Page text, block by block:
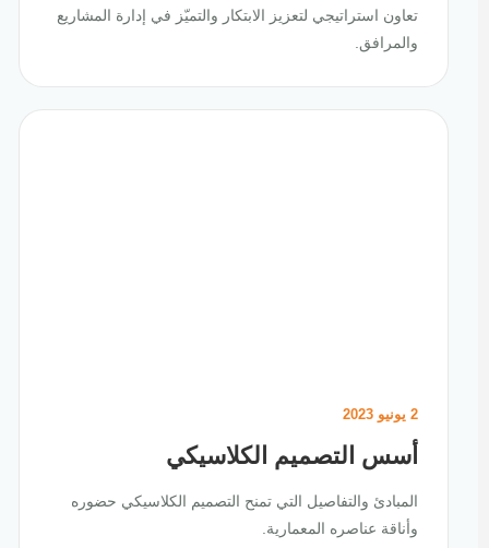
تعاون استراتيجي لتعزيز الابتكار والتميّز في إدارة المشاريع
والمرافق.
أسس التصميم الكلاسيكي
المبادئ والتفاصيل التي تمنح التصميم الكلاسيكي حضوره
وأناقة عناصره المعمارية.